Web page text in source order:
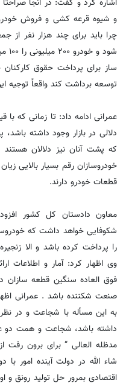
اشاره کرد و گفت: در آنجا
و شیوه قرعه کشی و فروش
ساز براى پرداخت حقوق
توسعه برداشت کند واقعاً توجیه
عمرانی ادامه داد:‌ تا زمانی که
دلالی در بازار وجود داشته
که پشت آنان نیز دلالان
خودروسازان رقم بسیار بالایی
قطعات خودرو دارند.
معاون دادستان کل کشور
شکوفایى خواهد داشت که
را پرداخت کرده باشد و الا
وی اظهار کرد: آمار و اطلاعات
فوق العاده سنگین قطعه سازان
صنعت شکننده باشد . عمرانی
به این مسأله با شجاعت و در
داشته باشد، شجاعت و همت دو
مدظله العالى “ براى برون
شاء الله در دولت آینده امور
اقتصادى بمرور حل تولید رونق